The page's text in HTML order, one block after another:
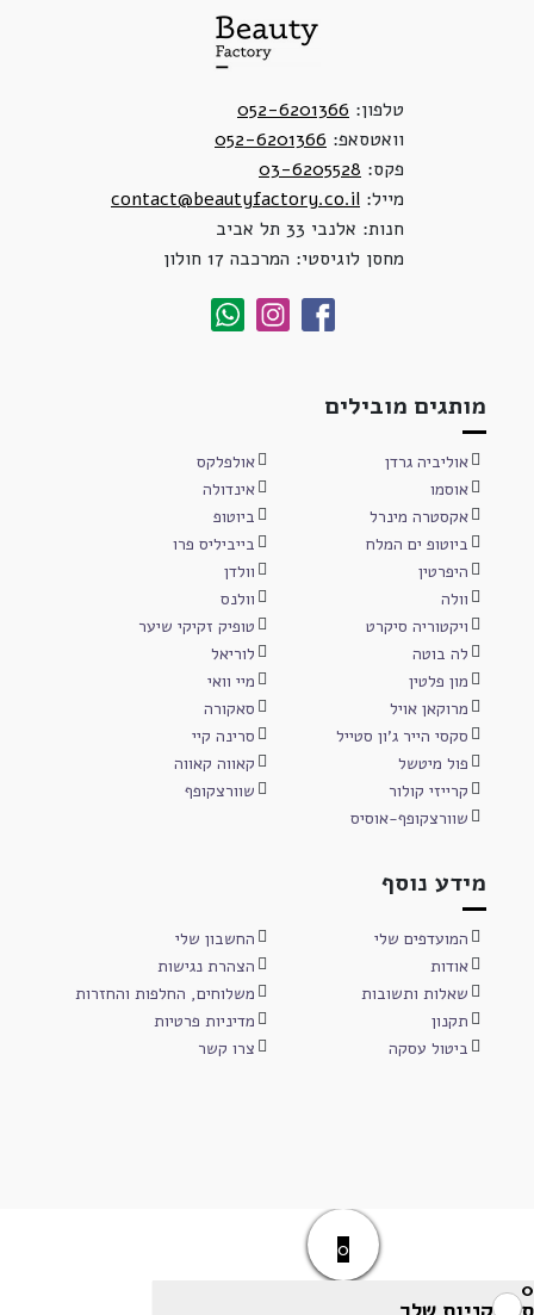
טלפון: 052-6201366
וואטסאפ: 052-6201366
פקס: 03-6205528
מייל: contact@beautyfactory.co.il
חנות: אלנבי 33 תל אביב
מחסן לוגיסטי: המרכבה 17 חולון
מותגים מובילים
אוליביה גרדן
אולפלקס
אוסמו
אינדולה
אקסטרה מינרל
ביוטופ
ביוטופ ים המלח
בייביליס פרו
היפרטין
וולדן
וולה
וולנס
ויקטוריה סיקרט
טופיק זקיקי שיער
לה בוטה
לוריאל
מון פלטין
מיי וואי
מרוקאן אויל
סאקורה
סקסי הייר ג'ון סטייל
סרינה קיי
פול מיטשל
קאווה קאווה
קרייזי קולור
שוורצקופף
שוורצקופף-אוסיס
מידע נוסף
המועדפים שלי
החשבון שלי
אודות
הצהרת נגישות
שאלות ותשובות
משלוחים, החלפות והחזרות
תקנון
מדיניות פרטיות
ביטול עסקה
צרו קשר
0
0